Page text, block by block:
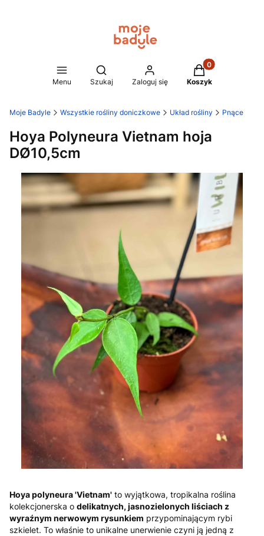
Menu
Otwórz wyszukiwarkę
Szukaj Zaloguj się
Produkty w
Koszyk
Moje Badyle Wszystkie rośliny doniczkowe Układ rośliny Pnące
Hoya Polyneura Vietnam hoja
DØ10,5cm
Hoya polyneura 'Vietnam' to wyjątkowa, tropikalna roślina
kolekcjonerska o delikatnych, jasnozielonych liściach z
wyraźnym nerwowym rysunkiem przypominającym rybi
szkielet. To właśnie to unikalne unerwienie czyni ją jedną z